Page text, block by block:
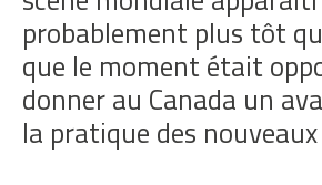
probablement plus tôt
que le moment était
donner au Canada un
la pratique des